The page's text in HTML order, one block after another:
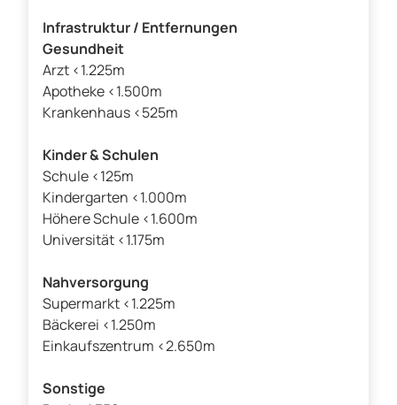
Infrastruktur / Entfernungen
Gesundheit
Arzt <1.225m
Apotheke <1.500m
Krankenhaus <525m
Kinder & Schulen
Schule <125m
Kindergarten <1.000m
Höhere Schule <1.600m
Universität <1.175m
Nahversorgung
Supermarkt <1.225m
Bäckerei <1.250m
Einkaufszentrum <2.650m
Sonstige